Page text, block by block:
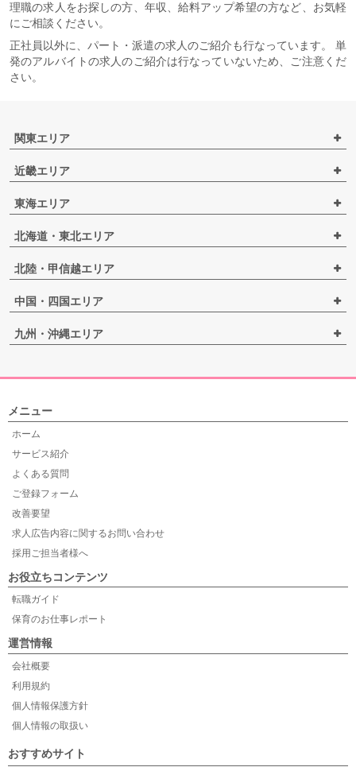
理職の求人をお探しの方、年収、給料アップ希望の方など、お気軽
にご相談ください。
正社員以外に、パート・派遣の求人のご紹介も行なっています。 単
発のアルバイトの求人のご紹介は行なっていないため、ご注意くだ
さい。
関東エリア
近畿エリア
東海エリア
北海道・東北エリア
北陸・甲信越エリア
中国・四国エリア
九州・沖縄エリア
メニュー
ホーム
サービス紹介
よくある質問
ご登録フォーム
改善要望
求人広告内容に関するお問い合わせ
採用ご担当者様へ
お役立ちコンテンツ
転職ガイド
保育のお仕事レポート
運営情報
会社概要
利用規約
個人情報保護方針
個人情報の取扱い
おすすめサイト